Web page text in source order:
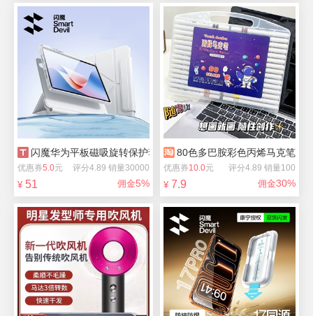
闪魔华为平板磁吸旋转保护套
优惠券5.0元 评分4.89 销量30000
¥ 51 佣金5%
80色多巴胺彩色丙烯马克笔儿
优惠券10.0元 评分4.89 销量100
¥ 7.9 佣金30%